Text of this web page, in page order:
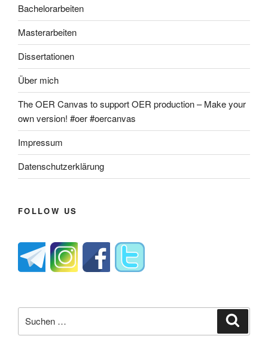
Bachelorarbeiten
Masterarbeiten
Dissertationen
Über mich
The OER Canvas to support OER production – Make your
own version! #oer #oercanvas
Impressum
Datenschutzerklärung
FOLLOW US
nach: